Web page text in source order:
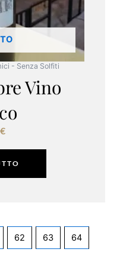
- Senza Solfiti
Vino
€
62 63 64